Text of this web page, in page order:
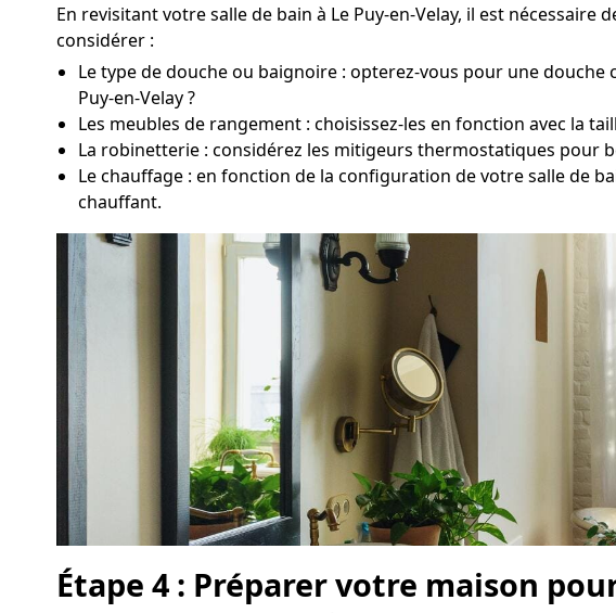
En revisitant votre salle de bain à Le Puy-en-Velay, il est
considérer :
Le type de douche ou baignoire : opterez-vous pour une
Puy-en-Velay ?
Les meubles de rangement : choisissez-les en fonction avec la
La robinetterie : considérez les mitigeurs thermostatiques pour
Le chauffage : en fonction de la configuration de votre salle de
chauffant.
Étape 4 : Préparer votre maison